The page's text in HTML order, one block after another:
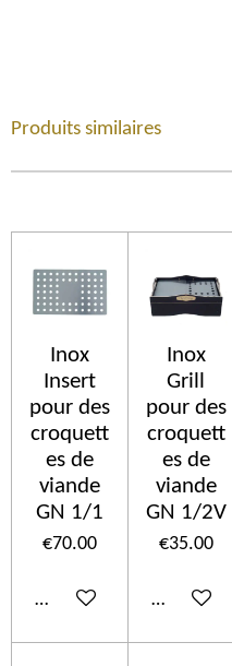
Produits similaires
Inox
Insert
pour des
croquett
es de
viande
GN 1/1
€70.00
Add to cart
Inox
Grill
pour des
croquett
es de
viande
GN 1/2V
€35.00
Add to cart